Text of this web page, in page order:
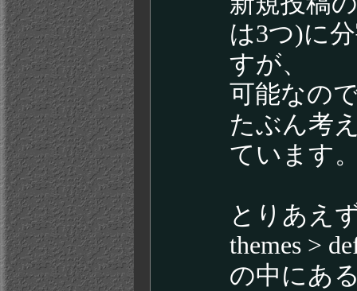
は3つ)に
すが、
可能なの
たぶん考
ています
とりあえ
themes >
の中にあ